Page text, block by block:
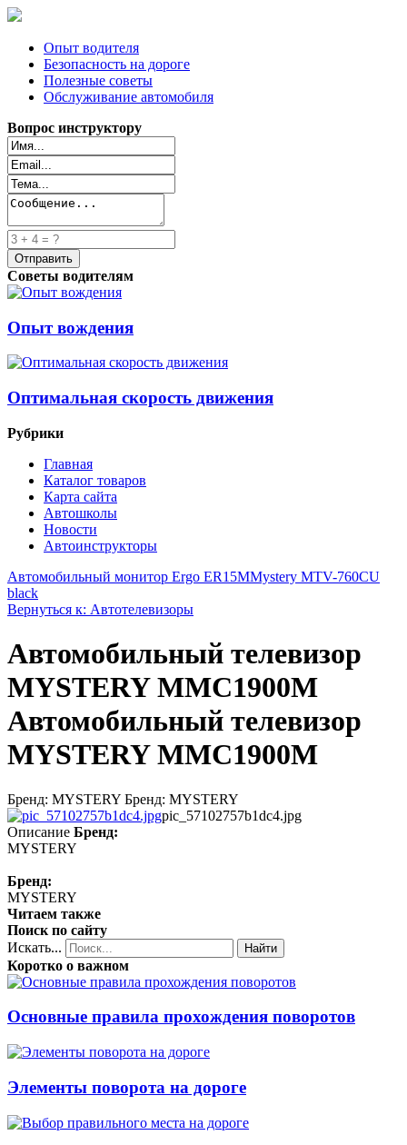
Опыт водителя
Безопасность на дороге
Полезные советы
Обслуживание автомобиля
Вопрос инструктору
Советы водителям
Опыт вождения
Оптимальная скорость движения
Рубрики
Главная
Каталог товаров
Карта сайта
Автошколы
Новости
Автоинструкторы
Автомобильный монитор Ergo ER15MMystery MTV-760CU
black
Вернуться к: Автотелевизоры
Автомобильный телевизор
MYSTERY MMC1900M
Автомобильный телевизор
MYSTERY MMC1900M
Бренд: MYSTERY Бренд: MYSTERY
pic_57102757b1dc4.jpg
Описание Бренд:
MYSTERY
Бренд:
MYSTERY
Читаем также
Поиск по сайту
Искать...
Найти
Коротко о важном
Основные правила прохождения поворотов
Элементы поворота на дороге